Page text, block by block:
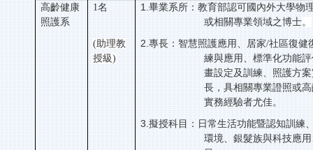
高齡健康
照護系
1名
(助理教
授級)
1.畢業系所：教育部認可國內外大學物
或相關專業領域之博士。
2.專長：智慧照護應用、居家/社區復健
練與應用、標準化功能
畫設定及訓練、照護方
長，具相關專業證照或
實務經驗者尤佳。
3.擬授科目：日常生活功能暨認知訓練
環境、銀髮族與科技應